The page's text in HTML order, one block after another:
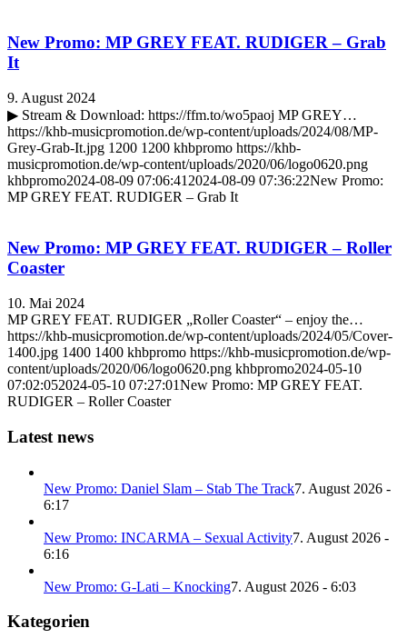
New Promo: MP GREY FEAT. RUDIGER – Grab
It
9. August 2024
▶ Stream & Download: https://ffm.to/wo5paoj MP GREY…
https://khb-musicpromotion.de/wp-content/uploads/2024/08/MP-
Grey-Grab-It.jpg 1200 1200 khbpromo https://khb-
musicpromotion.de/wp-content/uploads/2020/06/logo0620.png
khbpromo2024-08-09 07:06:41 2024-08-09 07:36:22New Promo:
MP GREY FEAT. RUDIGER – Grab It
New Promo: MP GREY FEAT. RUDIGER – Roller
Coaster
10. Mai 2024
MP GREY FEAT. RUDIGER „Roller Coaster“ – enjoy the…
https://khb-musicpromotion.de/wp-content/uploads/2024/05/Cover-
1400.jpg 1400 1400 khbpromo https://khb-musicpromotion.de/wp-
content/uploads/2020/06/logo0620.png khbpromo2024-05-10
07:02:052024-05-10 07:27:01New Promo: MP GREY FEAT.
RUDIGER – Roller Coaster
Latest news
New Promo: Daniel Slam – Stab The Track7. August 2026 -
6:17
New Promo: INCARMA – Sexual Activity7. August 2026 -
6:16
New Promo: G-Lati – Knocking7. August 2026 - 6:03
Kategorien